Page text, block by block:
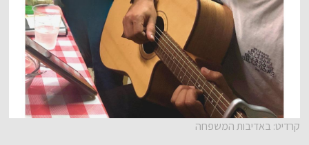
קרדיט: באדיבות המשפחה